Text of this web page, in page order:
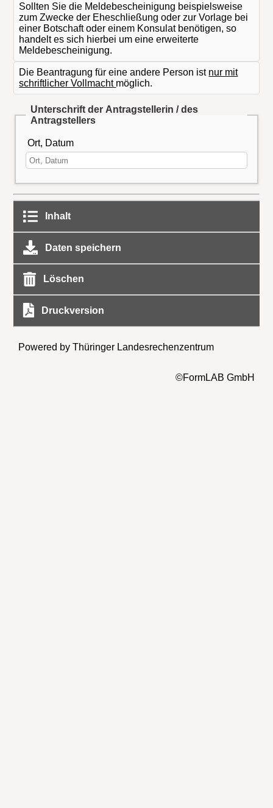
Sollten Sie die Meldebescheinigung beispielsweise
zum Zwecke der Eheschließung oder zur Vorlage bei
einer Botschaft oder einem Konsulat benötigen, so
handelt es sich hierbei um eine erweiterte
Meldebescheinigung.
Die Beantragung für eine andere Person ist nur mit
schriftlicher Vollmacht möglich.
Unterschrift der Antragstellerin / des
Antragstellers
Ort, Datum
Inhalt
Daten speichern
Löschen
Druckversion
Powered by Thüringer Landesrechenzentrum
©FormLAB GmbH